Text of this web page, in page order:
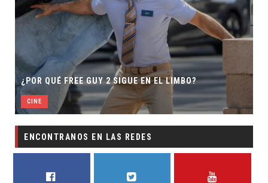
¿POR QUÉ FREE GUY 2 SIGUE EN EL LIMBO?
CINE
ENCONTRANOS EN LAS REDES